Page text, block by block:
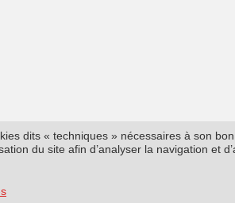
dits « techniques » nécessaires à son
du site afin d’analyser la navigation et